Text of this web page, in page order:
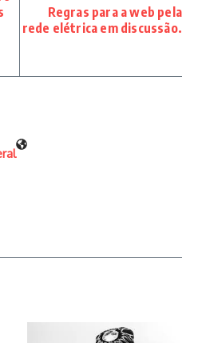
Regras para a web pela
rede elétrica em discussão.